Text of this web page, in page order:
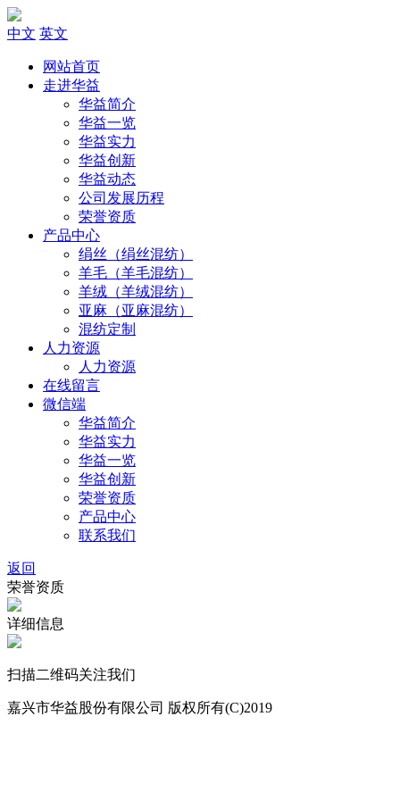
中文 英文
网站首页
走进华益
华益简介
华益一览
华益实力
华益创新
华益动态
公司发展历程
荣誉资质
产品中心
绢丝（绢丝混纺）
羊毛（羊毛混纺）
羊绒（羊绒混纺）
亚麻（亚麻混纺）
混纺定制
人力资源
人力资源
在线留言
微信端
华益简介
华益实力
华益一览
华益创新
荣誉资质
产品中心
联系我们
返回
荣誉资质
详细信息
扫描二维码关注我们
嘉兴市华益股份有限公司 版权所有(C)2019